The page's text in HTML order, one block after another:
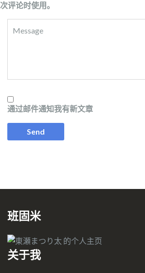
次评论时使用。
通过邮件通知我有新文章
班固米
关于我